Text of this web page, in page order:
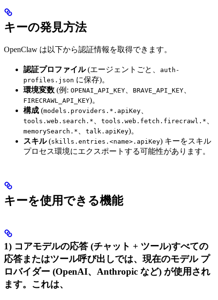
キーの発見方法
OpenClaw は以下から認証情報を取得できます。
認証プロファイル(エージェントごと、
auth-
profiles.json に保存)。
環境変数 (例: OPENAI_API_KEY BRAVE_API_KEY
FIRECRAWL_API_KEY)。
構成 (models.providers.*.apiKey
tools.web.search.* tools.web.fetch.firecrawl.*
memorySearch.* talk.apiKey)。
スキル(skills.entries.<name>.apiKey) キーをスキル
プロセス環境にエクスポートする可能性があります。
キーを使用できる機能
1) コアモデルの応答 (チャット + ツール)すべての
応答またはツール呼び出しでは、 現在のモデル プ
ロバイダー (OpenAI、Anthropic など) が使用され
ます。これは、